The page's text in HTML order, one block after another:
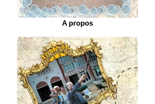
A propos